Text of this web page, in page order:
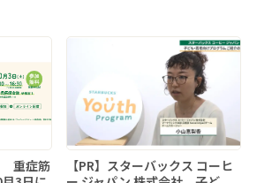
重症筋
【PR】スターバックス コーヒ